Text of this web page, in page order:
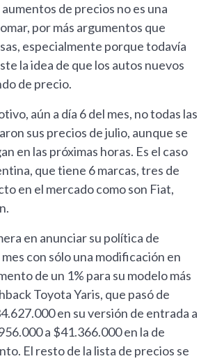
de precios no es una
por más argumentos que
especialmente porque todavía
la idea de que los autos nuevos
de precio.
aún a día 6 del mes, no todas las
sus precios de julio, aunque se
en las próximas horas. Es el caso
que tiene 6 marcas, tres de
en el mercado como son Fiat,
en anunciar su política de
con sólo una modificación en
de un 1% para su modelo más
Toyota Yaris, que pasó de
en su versión de entrada a
a $41.366.000 en la de
El resto de la lista de precios se